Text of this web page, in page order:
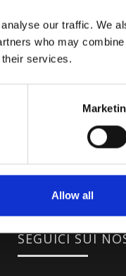
our traffic. We
who may
their services.
Allow all
SEGUICI SUI